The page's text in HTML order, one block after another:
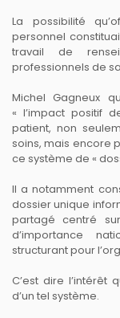
La possibilité
personnel
travail de
professionnels de
Michel Gagneux
« l’impact positif
patient, non
soins, mais encore
ce système de «
Il a notamment
dossier unique
partagé centré
d’importance
structurant pour
C’est dire
d’un tel système.